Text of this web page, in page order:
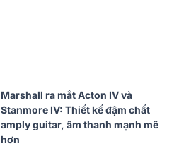
Marshall ra mắt Acton IV và
Stanmore IV: Thiết kế đậm chất
amply guitar, âm thanh mạnh mẽ
hơn